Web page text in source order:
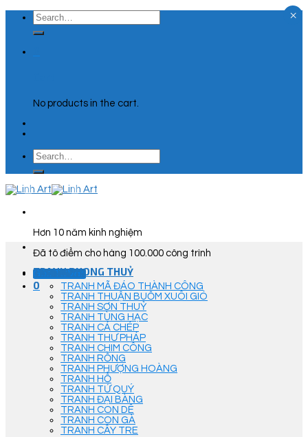
Skip
content
Search
for:
No products in the cart.
Search
for:
Hơn 10 năm kinh nghiệm
Đã tô điểm cho hàng 100.000 công trình
Góc Tư Vấn
0
TRANH PHONG THUỶ
TRANH MÃ ĐÁO THÀNH CÔNG
TRANH THUẬN BUỒM XUÔI GIÓ
TRANH SƠN THUỶ
TRANH TÙNG HẠC
TRANH CÁ CHÉP
TRANH THƯ PHÁP
TRANH CHIM CÔNG
TRANH RỒNG
TRANH PHƯỢNG HOÀNG
TRANH HỔ
TRANH TỨ QUÝ
TRANH ĐẠI BÀNG
TRANH CON DÊ
TRANH CON GÀ
TRANH CÂY TRE
×